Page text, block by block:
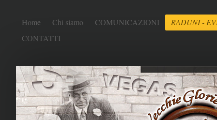
Home Chi siamo COMUNICAZIONI
RADUNI -
CONTATTI